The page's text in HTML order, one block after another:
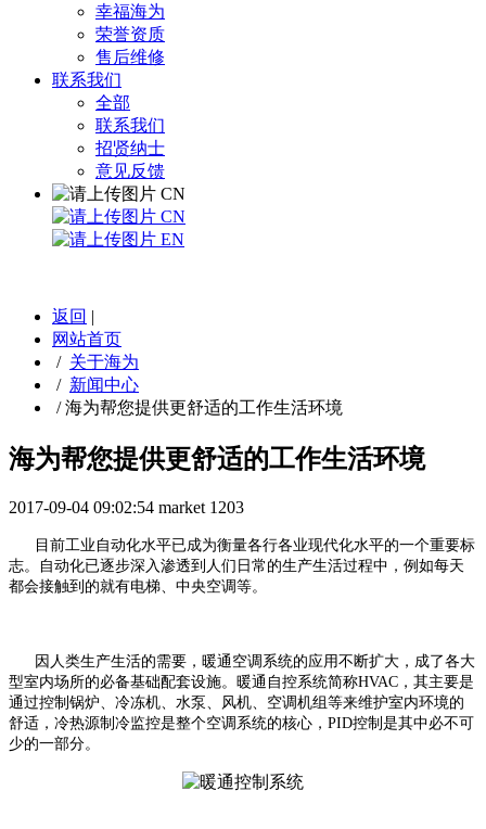
幸福海为
荣誉资质
售后维修
联系我们
全部
联系我们
招贤纳士
意见反馈
CN
CN
EN
返回 |
网站首页
/ 关于海为
/ 新闻中心
/海为帮您提供更舒适的工作生活环境
海为帮您提供更舒适的工作生活环境
2017-09-04 09:02:54 market 1203
目前工业自动化水平已成为衡量各行各业现代化水平的一个重要标
志。自动化已逐步深入渗透到人们日常的生产生活过程中，例如每天
都会接触到的就有电梯、中央空调等。
因人类生产生活的需要，暖通空调系统的应用不断扩大，成了各大
型室内场所的必备基础配套设施。暖通自控系统简称HVAC，其主要是
通过控制锅炉、冷冻机、水泵、风机、空调机组等来维护室内环境的
舒适，冷热源制冷监控是整个空调系统的核心，PID控制是其中必不可
少的一部分。